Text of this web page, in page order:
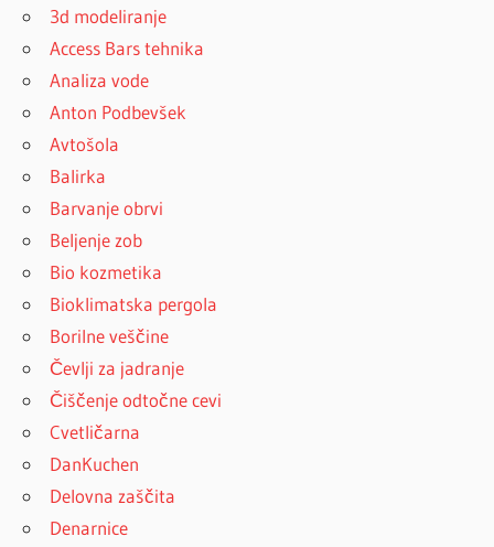
3d modeliranje
Access Bars tehnika
Analiza vode
Anton Podbevšek
Avtošola
Balirka
Barvanje obrvi
Beljenje zob
Bio kozmetika
Bioklimatska pergola
Borilne veščine
Čevlji za jadranje
Čiščenje odtočne cevi
Cvetličarna
DanKuchen
Delovna zaščita
Denarnice